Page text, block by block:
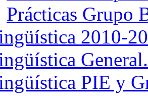
Prácticas Grupo
2010-
PIE y